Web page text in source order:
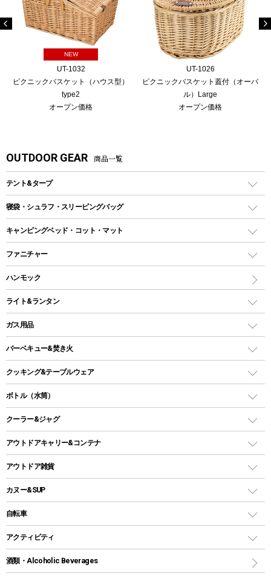
NEW
UT-1032
ピクニックバスケット（ハウス型）
type2
オープン価格
UT-1026
ピクニックバスケット蓋付（オーバ
ル）Large
オープン価格
OUTDOOR GEAR 商品一覧
テント&タープ
テント
ツールームテント
ワンポールテント
シェルターテント
ロッジ型・オリジナルテント
タープ
スクエアタープ（レクタタープ）
メッシュタープ
自立式タープ
パラソル
テントアクセサリー
ペグ
グランドシート
ガイドロープ
ツール
寝袋・シュラフ・スリーピングバッグ
レクタングラー型（封筒型）シュラフ
インナーシュラフ
キャンピングベッド・コット・マット
キャンピングベッド・コット
インフレータブルマット
ファニチャー
アウトドアテーブル
レジャーシート
ハンモック
ライト&ランタン
LEDランタン
ガスランタン
オイルランタン
LEDライト
ヘッドライト
キャンドル
ガス用品
ガスバーナー
ガス缶
ガストーチ、ライター
バーベキュー&焚き火
バーベキューコンロ、グリル
焚き火台タイプ（ロースタイル）グリル
卓上タイプグリル
パーティータイプグリル
鉄板、アミ
焚き火台&ストーブ
火起こし
バーベキューツール
クッキング&テーブルウェア
ダッチオーブン
ホットサンドメーカー
クッカーセット
シェラカップ
クッキングツール
ナイフ
ボトル（水筒）
ステンレスボトル
コップ付きタイプ
ワンタッチタイプ
プラスチックボトル
ディズニーボトル
クーラー&ジャグ
クーラーボックス
クーラーバッグ
ウォータージャグ
保冷剤
アウトドアキャリー&コンテナ
アウトドアキャリー
アウトドア雑貨
バックパック&バッグ
リュック、バックパック
トートバッグ、サコッシュ
ショッピングキャリー
カヌー&SUP
インフレータブル
カヤック
自転車
折りたたみ自転車
スポーツサイクル
シティサイクル
アクティビティ
マリン
酒類・Alcoholic Beverages